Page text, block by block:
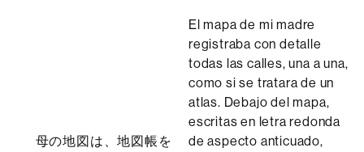
母の地図は、地図帳を
El mapa de mi madre
registraba con detalle
todas las calles, una a una,
como si se tratara de un
atlas. Debajo del mapa,
escritas en letra redonda
de aspecto anticuado,